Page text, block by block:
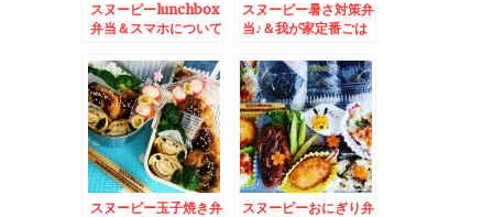
スヌーピーlunchbox
弁当＆スマホについて
くださいm(__)m
スヌーピー暑さ対策弁
当♪＆我が家定番ごは
け♪
スヌーピー玉子焼き弁
スヌーピーおにぎり弁